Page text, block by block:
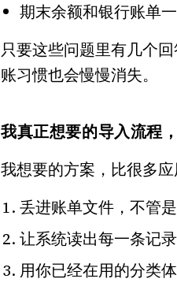
期末余额和银行账单
只要这些问题里有几个
账习惯也会慢慢消失。
我真正想要的导入流程
我想要的方案，比很多
丢进账单文件，不管
让系统读出每一条记
用你已经在用的分类